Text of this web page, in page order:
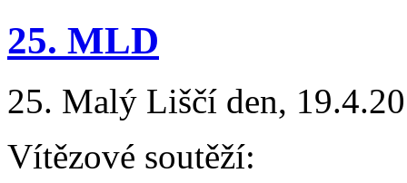
25. MLD
25. Malý Liščí den,
Vítězové soutěží: